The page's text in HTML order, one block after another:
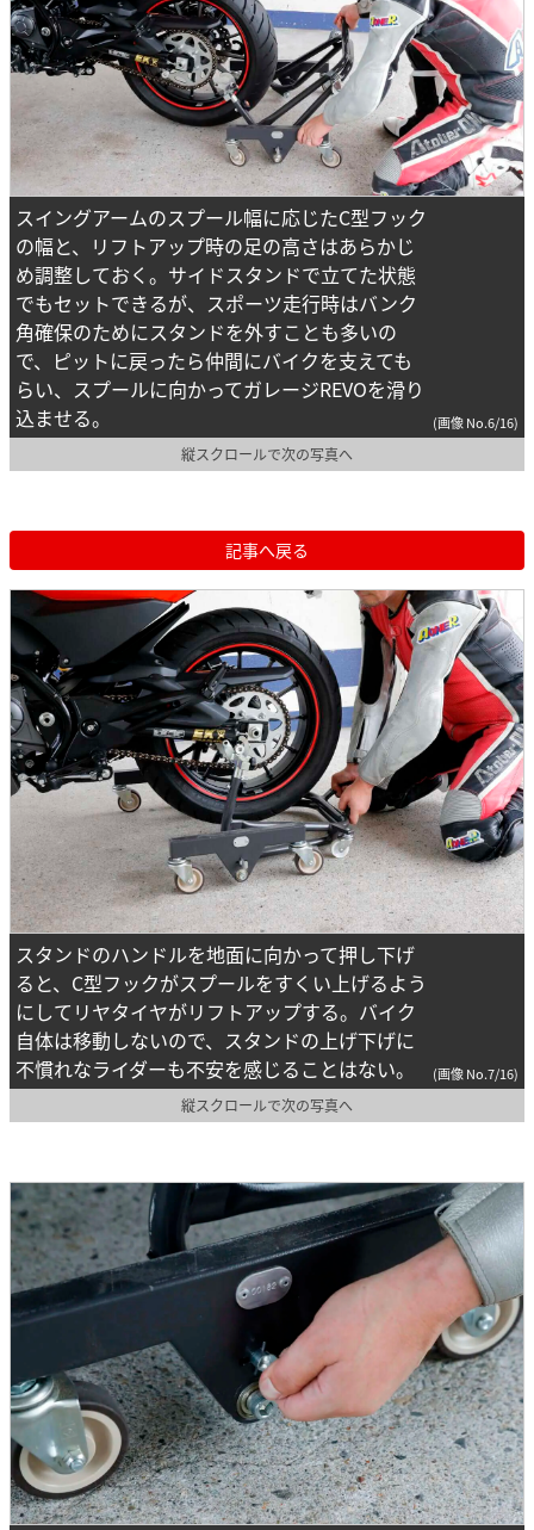
スイングアームのスプール幅に応じたC型フック
の幅と、リフトアップ時の足の高さはあらかじ
め調整しておく。サイドスタンドで立てた状態
でもセットできるが、スポーツ走行時はバンク
角確保のためにスタンドを外すことも多いの
で、ピットに戻ったら仲間にバイクを支えても
らい、スプールに向かってガレージREVOを滑り
込ませる。
(画像 No.6/16)
縦スクロールで次の写真へ
記事へ戻る
スタンドのハンドルを地面に向かって押し下げ
ると、C型フックがスプールをすくい上げるよう
にしてリヤタイヤがリフトアップする。バイク
自体は移動しないので、スタンドの上げ下げに
不慣れなライダーも不安を感じることはない。
(画像 No.7/16)
縦スクロールで次の写真へ